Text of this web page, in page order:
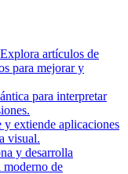
Explora artículos de
para mejorar y
para interpretar
y extiende aplicaciones
visual.
y desarrolla
moderno de